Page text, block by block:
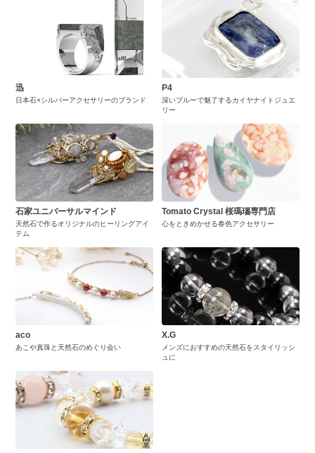
迅
日本石×シルバーアクセサリーのブランド
P4
深いブルーで魅了するカイヤナイトジュエ
リー
石家ユニバーサルマインド
天然石で作るオリジナルのヒーリングアイ
テム
Tomato Crystal 桜瑪瑙専門店
心をときめかせる春色アクセサリー
aco
あこや真珠と天然石のめぐり会い
X.G
メンズにおすすめの天然石をスタイリッシ
ュに